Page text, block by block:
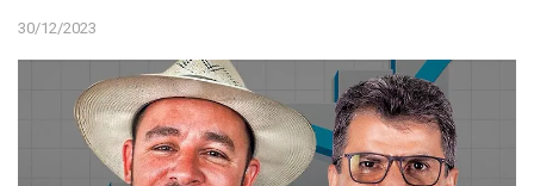
30/12/2023